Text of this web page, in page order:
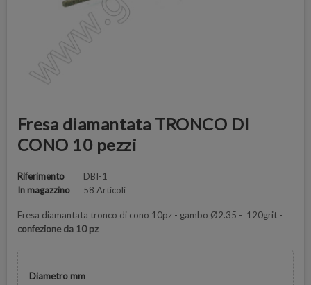
Fresa diamantata TRONCO DI
CONO 10 pezzi
Riferimento
DBI-1
In magazzino
58 Articoli
Fresa diamantata tronco di cono 10pz - gambo Ø2.35 - 120grit -
confezione da 10 pz
Diametro mm